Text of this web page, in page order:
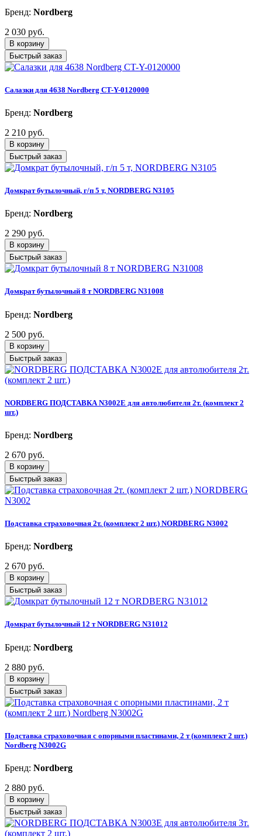
Бренд: Nordberg
2 030 руб.
В корзину
Быстрый заказ
Салазки для 4638 Nordberg CT-Y-0120000
Бренд: Nordberg
2 210 руб.
В корзину
Быстрый заказ
Домкрат бутылочный, г/п 5 т, NORDBERG N3105
Бренд: Nordberg
2 290 руб.
В корзину
Быстрый заказ
Домкрат бутылочный 8 т NORDBERG N31008
Бренд: Nordberg
2 500 руб.
В корзину
Быстрый заказ
NORDBERG ПОДСТАВКА N3002E для автолюбителя 2т. (комплект 2
шт.)
Бренд: Nordberg
2 670 руб.
В корзину
Быстрый заказ
Подставка страховочная 2т. (комплект 2 шт.) NORDBERG N3002
Бренд: Nordberg
2 670 руб.
В корзину
Быстрый заказ
Домкрат бутылочный 12 т NORDBERG N31012
Бренд: Nordberg
2 880 руб.
В корзину
Быстрый заказ
Подставка страховочная с опорными пластинами, 2 т (комплект 2 шт.)
Nordberg N3002G
Бренд: Nordberg
2 880 руб.
В корзину
Быстрый заказ